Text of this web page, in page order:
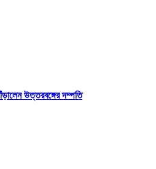
উত্তরবঙ্গের দম্পতি